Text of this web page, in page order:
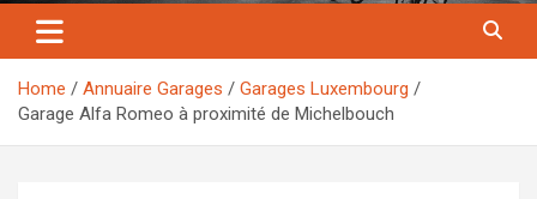
Home Annuaire Garages
Garages Luxembourg
Garage Alfa Romeo à proximité de Michelbouch